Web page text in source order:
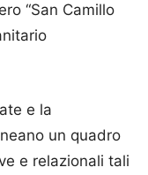
“San Camillo
e la
un quadro
e relazionali tali